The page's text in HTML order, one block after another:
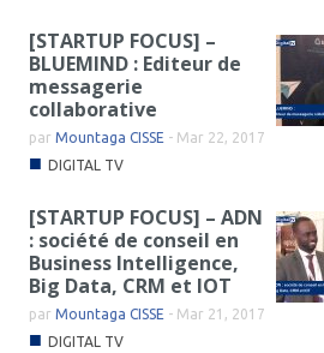
[STARTUP FOCUS] –
BLUEMIND : Editeur de
messagerie
collaborative
parMountaga CISSE - Mar 22, 2017
■ DIGITAL TV
[STARTUP FOCUS] – ADN
: société de conseil en
Business Intelligence,
Big Data, CRM et IOT
parMountaga CISSE - Mar 21, 2017
■ DIGITAL TV